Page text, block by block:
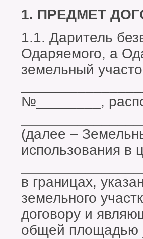
1. ПРЕДМЕТ
1.1. Даритель
Одаряемого, а
земельный
№________,
(далее –
использования в
в границах,
земельного
договору и
общей площадью